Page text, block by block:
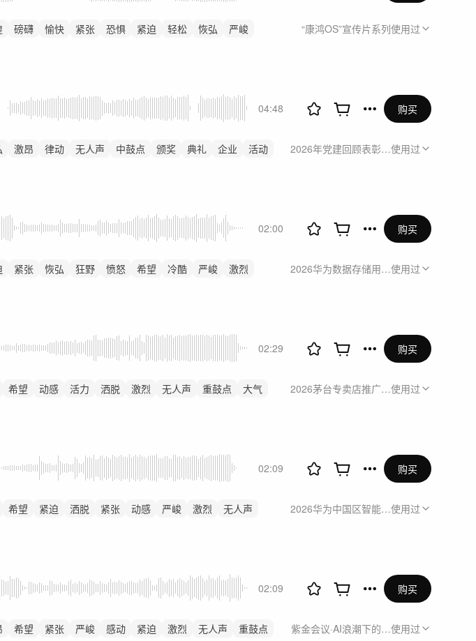
磅礴 愉快 紧张 恐惧 紧迫 轻松 恢弘
严峻
“康鸿OS”宣传片系列使用过
04:48
激昂 律动 无人声 中鼓点 颁奖 典礼 企业
活动
购买
2026年党建回顾表彰大会使用过
02:00
紧张 恢弘 狂野 愤怒 希望 冷酷 严峻
激烈
购买
2026华为数据存储用户精英论坛暨
使用过
02:29
希望 动感 活力 洒脱 激烈 无人声 重鼓点
大气
购买
2026茅台专卖店推广活动使用过
02:09
希望 紧迫 洒脱 紧张 动感 严峻 激烈
无人声
购买
2026华为中国区智能协作短视频运营制作
使用过
02:09
希望 紧张 严峻 感动 紧迫 激烈 无人声
重鼓点
购买
紫金会议·AI浪潮下的编程语言:构建可信智
使用过